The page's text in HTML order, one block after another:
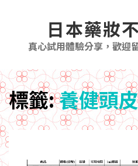
日本藥妝
真心試用體驗分享，歡迎
標籤:養健頭皮